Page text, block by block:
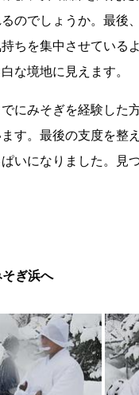
のでしょうか。 最後
ちを集中させている
な境地に見えます。
にみそぎを経験した
す。最後の支度を整
いになりました。見
ぎ浜へ